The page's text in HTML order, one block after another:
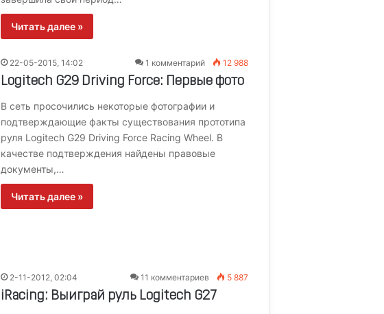
Читать далее »
22-05-2015, 14:02 1 комментарий 12 988
Logitech G29 Driving Force: Первые фото
В сеть просочились некоторые фотографии и
подтверждающие факты существования прототипа
руля Logitech G29 Driving Force Racing Wheel. В
качестве подтверждения найдены правовые
документы,…
Читать далее »
2-11-2012, 02:04 11 комментариев 5 887
iRacing: Выиграй руль Logitech G27